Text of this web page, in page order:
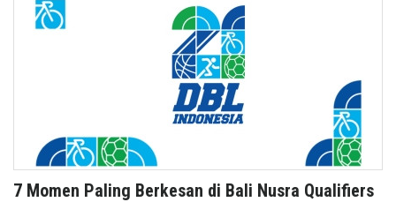
7 Momen Paling Berkesan di Bali Nusra Qualifiers